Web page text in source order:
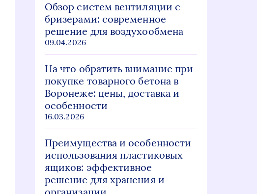
Обзор систем вентиляции с
бризерами: современное
решение для воздухообмена
09.04.2026
На что обратить внимание при
покупке товарного бетона в
Воронеже: цены, доставка и
особенности
16.03.2026
Преимущества и особенности
использования пластиковых
ящиков: эффективное
решение для хранения и